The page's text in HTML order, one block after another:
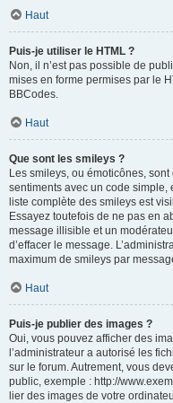
Haut
Puis-je utiliser le HTML ?
Non, il n’est pas possible de
mises en forme permises par le
BBCodes.
Haut
Que sont les smileys ?
Les smileys, ou émoticônes,
sentiments avec un code simple,
liste complète des smileys est
Essayez toutefois de ne pas en
message illisible et un
d’effacer le message.
maximum de smileys par
Haut
Puis-je publier des images ?
Oui, vous pouvez afficher des
l’administrateur a autorisé les
sur le forum. Autrement, vous
public, exemple : http://
lier des images de votre